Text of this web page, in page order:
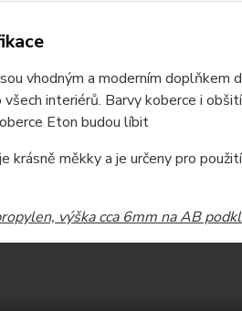
vhodným a moderním
interiérů. Barvy koberce i
Eton budou líbit
krásně měkky a je určeny pro
výška cca 6mm na AB